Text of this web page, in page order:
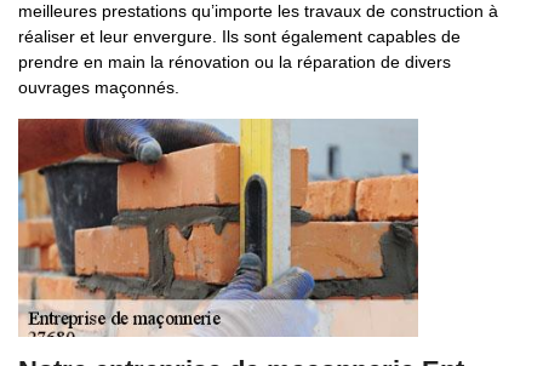
meilleures prestations qu’importe les travaux de construction à
réaliser et leur envergure. Ils sont également capables de
prendre en main la rénovation ou la réparation de divers
ouvrages maçonnés.